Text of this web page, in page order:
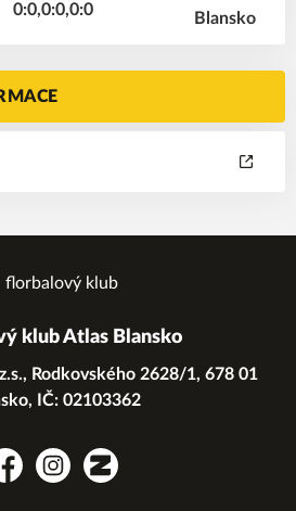
0:0,0:0,0:0
klub Atlas Blansko
Rodkovského 2628/1, 678 01
IČ: 02103362
InstagramZonerama